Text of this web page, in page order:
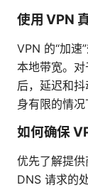
使用 VPN
VPN 的“加速
本地带宽。
后，延迟和
身有限的情况
如何确保
优先了解提
DNS 请求的